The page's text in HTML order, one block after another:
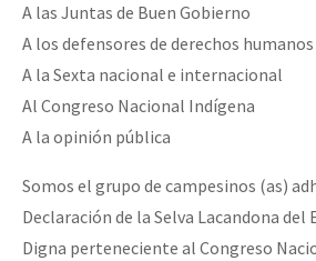
A las Juntas de Buen Gobierno
A los defensores de derechos humanos
A la Sexta nacional e internacional
Al Congreso Nacional Indígena
A la opinión pública
Somos el grupo de campesinos (as)
Declaración de la Selva Lacandona del
Digna perteneciente al Congreso